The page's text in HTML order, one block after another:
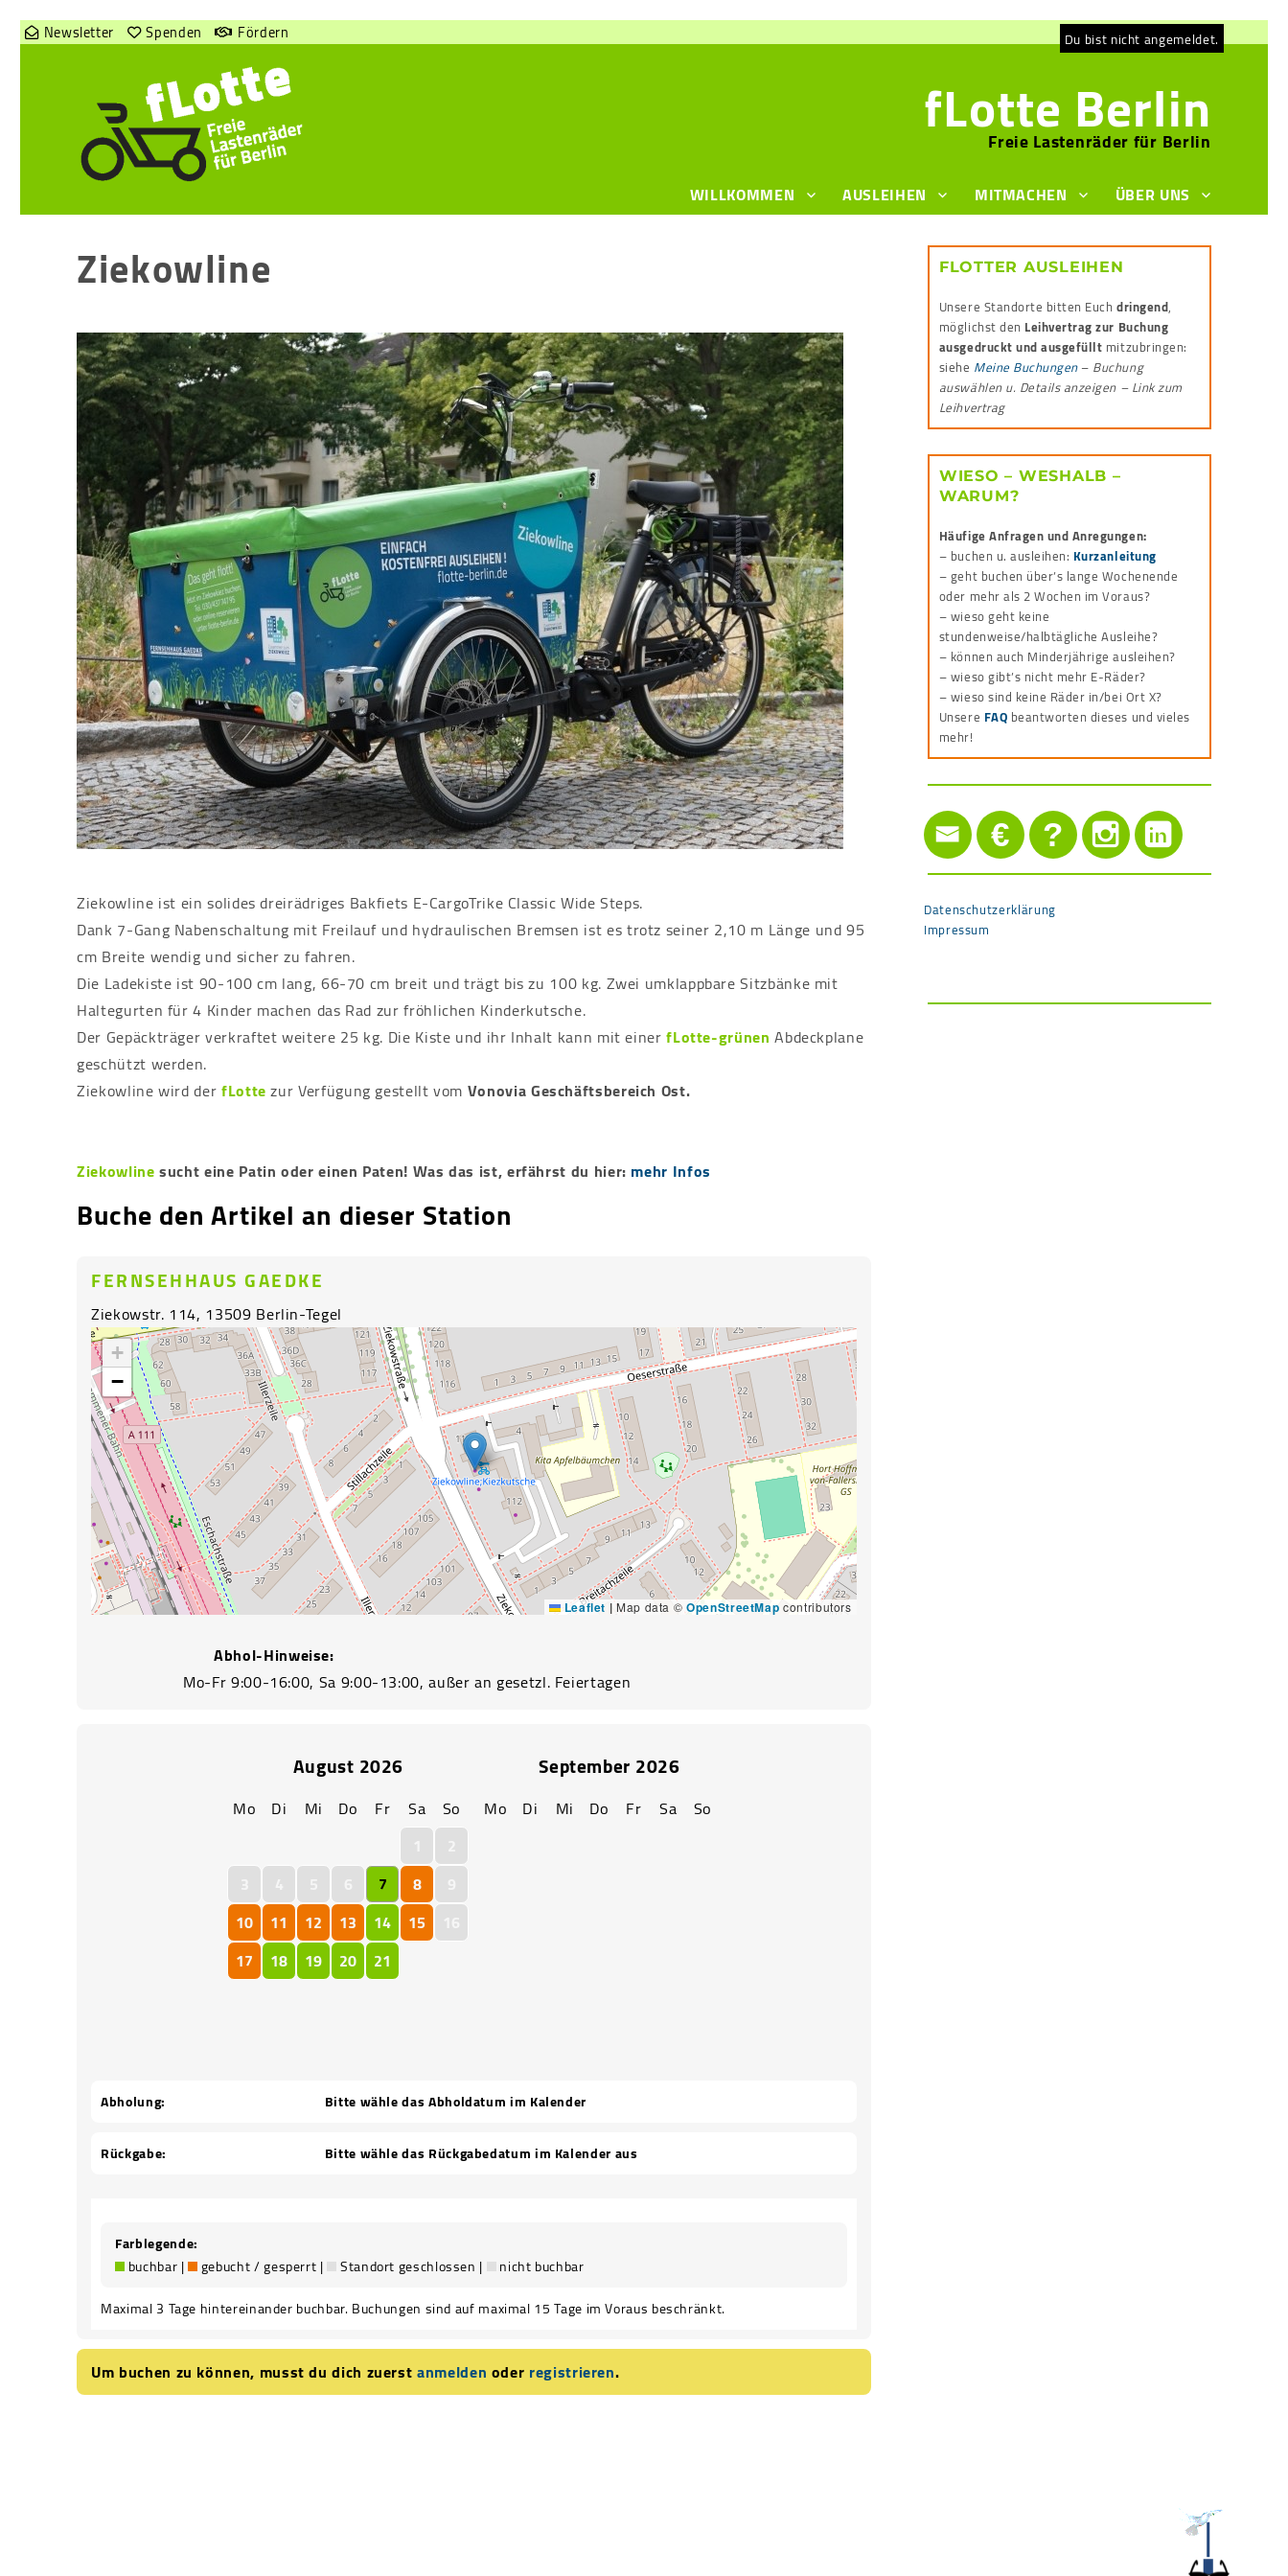
Newsletter Spenden Fördern Du bist nicht angemeldet.
fLotte Berlin
Freie Lastenräder für Berlin
WILLKOMMEN AUSLEIHEN MITMACHEN ÜBER UNS
Ziekowline
Ziekowline ist ein solides dreirädriges Bakfiets E-CargoTrike Classic Wide Steps.
Dank 7-Gang Nabenschaltung mit Freilauf und hydraulischen Bremsen ist es trotz seiner 2,10 m Länge und 95
cm Breite wendig und sicher zu fahren.
Die Ladekiste ist 90-100 cm lang, 66-70 cm breit und trägt bis zu 100 kg. Zwei umklappbare Sitzbänke mit
Haltegurten für 4 Kinder machen das Rad zur fröhlichen Kinderkutsche.
Der Gepäckträger verkraftet weitere 25 kg. Die Kiste und ihr Inhalt kann mit einerfLotte-grünen Abdeckplane
geschützt werden.
Ziekowline wird derfLottezur Verfügung gestellt vom Vonovia Geschäftsbereich Ost.
Ziekowlinesucht eine Patin oder einen Paten! Was das ist, erfährst du hier: mehr Infos
Buche den Artikel an dieser Station
FERNSEHHAUS GAEDKE
Ziekowstr. 114, 13509 Berlin-Tegel
+
−
Leaflet | Map data ©OpenStreetMap contributors
Abhol-Hinweise:
August2026
Mo Di Mi Do Fr Sa So
7 8
10
11 12 13 14 15
17
18 19 20 21
September2026
Mo Di Mi Do Fr Sa So
Abholung: Bitte wähle das Abholdatum im Kalender
Rückgabe: Bitte wähle das Rückgabedatum im Kalender aus
Farblegende:
buchbar | gebucht / gesperrt | Standort geschlossen |
nicht buchbar
Maximal 3 Tage hintereinander buchbar. Buchungen sind auf maximal 15 Tage im Voraus beschränkt.
Um buchen zu können, musst du dich zuerstanmelden oder registrieren.
FLOTTER AUSLEIHEN
Unsere Standorte bitten Euch dringend,
möglichst den Leihvertrag zur Buchung
ausgedruckt und ausgefüllt mitzubringen:
siehe Meine Buchungen– Buchung
auswählen u. Details anzeigen – Link zum
Leihvertrag
WIESO – WESHALB –
WARUM?
Häufige Anfragen und Anregungen:
– buchen u. ausleihen: Kurzanleitung
– geht buchen über’s lange Wochenende
oder mehr als 2 Wochen im Voraus?
– wieso geht keine
stundenweise/halbtägliche Ausleihe?
– können auch Minderjährige ausleihen?
– wieso gibt’s nicht mehr E-Räder?
– wieso sind keine Räder in/bei Ort X?
Unsere FAQ beantworten dieses und vieles
mehr!
€ ?
Datenschutzerklärung
Impressum